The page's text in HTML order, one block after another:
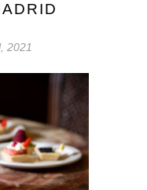
2021